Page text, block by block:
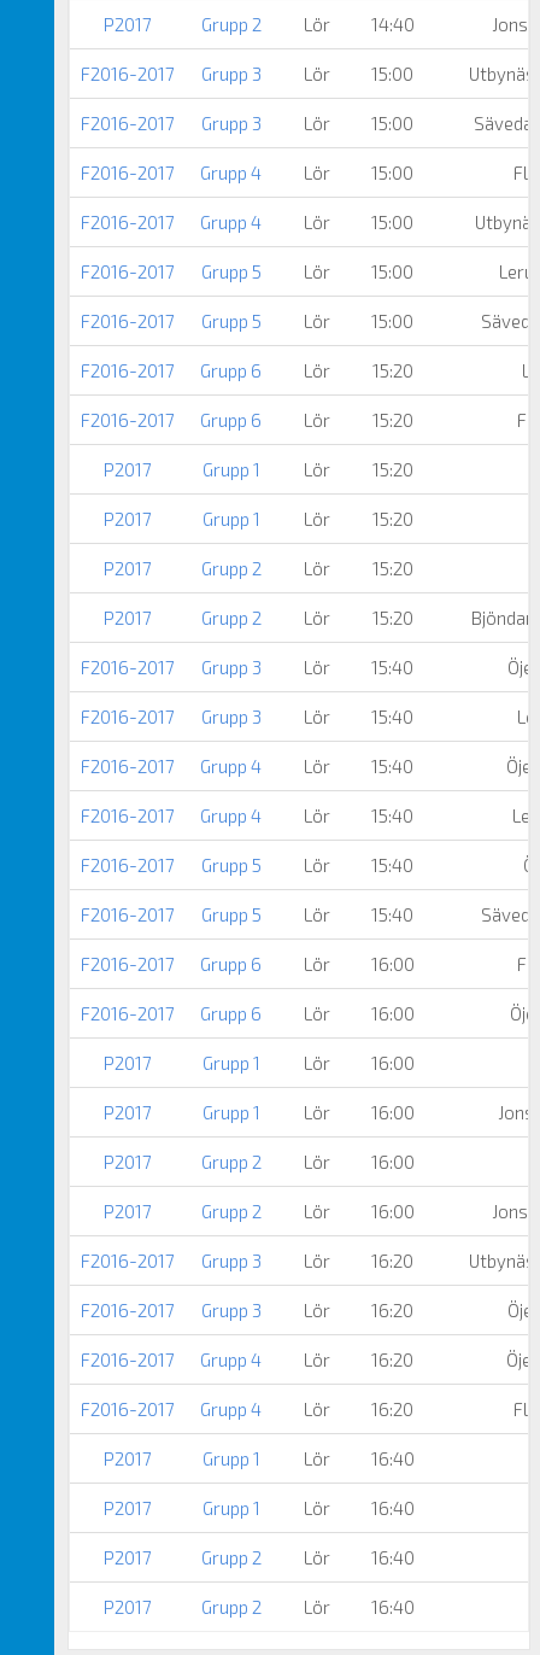
P2017 Grupp 2 Lör 14:40
F2016-2017 Grupp 3 Lör 15:00 Utbynäs
F2016-2017 Grupp 3 Lör 15:00
F2016-2017 Grupp 4 Lör 15:00
F2016-2017 Grupp 4 Lör 15:00
F2016-2017 Grupp 5 Lör 15:00
F2016-2017 Grupp 5 Lör 15:00
F2016-2017 Grupp 6 Lör 15:20
F2016-2017 Grupp 6 Lör 15:20
P2017 Grupp 1 Lör 15:20
P2017 Grupp 1 Lör 15:20
P2017 Grupp 2 Lör 15:20
P2017 Grupp 2 Lör 15:20
F2016-2017 Grupp 3 Lör 15:40
F2016-2017 Grupp 3 Lör 15:40
F2016-2017 Grupp 4 Lör 15:40
F2016-2017 Grupp 4 Lör 15:40
F2016-2017 Grupp 5 Lör 15:40
F2016-2017 Grupp 5 Lör 15:40
F2016-2017 Grupp 6 Lör 16:00
F2016-2017 Grupp 6 Lör 16:00
P2017 Grupp 1 Lör 16:00
P2017 Grupp 1 Lör 16:00
P2017 Grupp 2 Lör 16:00
P2017 Grupp 2 Lör 16:00
F2016-2017 Grupp 3 Lör 16:20 Utbynäs
F2016-2017 Grupp 3 Lör 16:20
F2016-2017 Grupp 4 Lör 16:20
F2016-2017 Grupp 4 Lör 16:20
P2017 Grupp 1 Lör 16:40
P2017 Grupp 1 Lör 16:40
P2017 Grupp 2 Lör 16:40
P2017 Grupp 2 Lör 16:40